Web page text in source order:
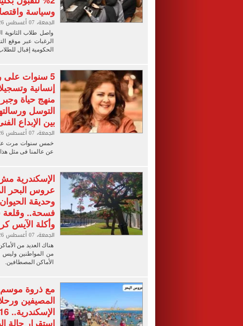
وسياسة واقتصاد 89.5 % حتى
الجمعة، 07 أغسطس 2026 10:00 م
واصل طلاب الثانوية
الرغبات عبر موقع
الحكومية إقبال
5 سنوات على
إنسانية
منهج حياة
التوسل
بين الإبداع
الجمعة، 07 أغسطس 2026 09:00 م
خمس سنوات مرت على
عن عالمنا فى مثل هذا اليوم
الإسكندرية
عروس البحر
وحديقة
فسحة.. وقلعة
وأكلة الآيس
الجمعة، 07 أغسطس 2026 09:00 م
هناك العديد من
من المواطنين وليس
الأماكن المصطافين.
مع ذروة
المصيفين
استقرار حالة